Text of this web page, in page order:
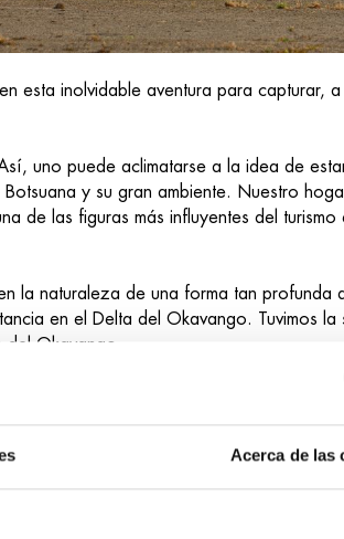
Acerca de las
esta inolvidable aventura para capturar,
uno puede aclimatarse a la idea de
y su gran ambiente. Nuestro
de las figuras más influyentes del
la naturaleza de una forma tan profunda
en el Delta del Okavango. Tuvimos
Okavango.